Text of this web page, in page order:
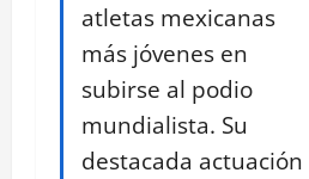
atletas mexicanas
más jóvenes en
subirse al podio
mundialista. Su
destacada actuación